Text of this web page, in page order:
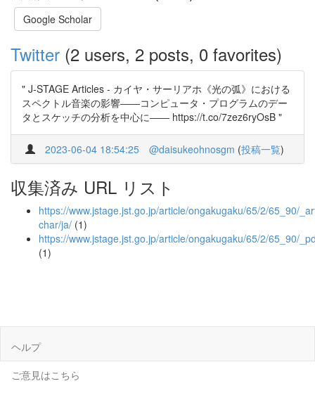
Google Scholar
Twitter (2 users, 2 posts, 0 favorites)
" J-STAGE Articles - カイヤ・サーリアホ《光の弧》における
スペクトル音楽の影響――コンピュータ・プログラムのデー
タとスケッチの分析を中心に―― https://t.co/7zez6ryOsB "
2023-06-04 18:54:25 @daisukeohnosgm (投稿一覧)
収集済み URL リスト
https://www.jstage.jst.go.jp/article/ongakugaku/65/2/65_90/
char/ja/ (1)
https://www.jstage.jst.go.jp/article/ongakugaku/65/2/65_90/
(1)
ヘルプ
ご意見はこちら